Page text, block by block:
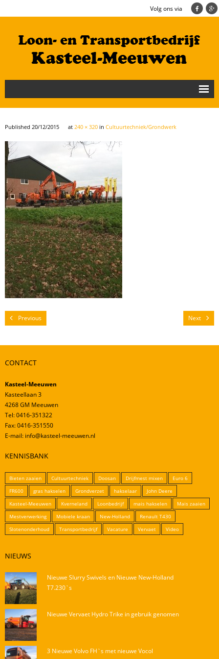
Volg ons via
Nieuws
Loonbedrijf
Cultuurtechniek/Grondwerk
Geschiedenis
Te koop
Mestverwerking
Video’s
Published 20/12/2015 at 240 × 320 in Cultuurtechniek/Grondwerk
Previous Next
CONTACT
Kasteel-Meeuwen
Kasteellaan 3
4268 GM Meeuwen
Tel: 0416-351322
Fax: 0416-351550
E-mail: info@kasteel-meeuwen.nl
KENNISBANK
Bieten zaaien Cultuurtechniek Doosan Drijfmest mixen
Euro 6
FR600
gras hakselen Grondverzet hakselaar
John Deere
Kasteel-Meeuwen
Kverneland Loonbedrijf mais hakselen
Mais zaaien
Mestverwerking
Mobiele kraan New-Holland
Renault T430
Slotenonderhoud
Transportbedrijf Vacature Vervaet Video
NIEUWS
Nieuwe Slurry Swivels en Nieuwe New-Holland
T7.230`s
Nieuwe Vervaet Hydro Trike in gebruik genomen
3 Nieuwe Volvo FH`s met nieuwe Vocol